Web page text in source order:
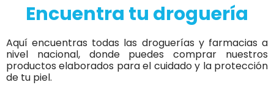
Encuentra tu droguería
Aquí encuentras todas las droguerías y farmacias a
nivel nacional, donde puedes comprar nuestros
productos elaborados para el cuidado y la protección
de tu piel.